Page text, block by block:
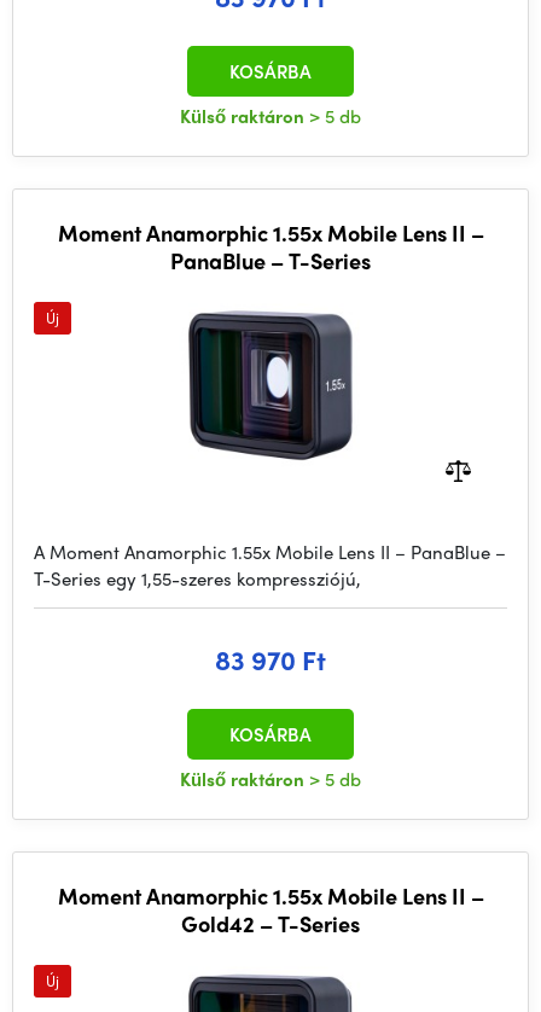
Külső raktáron > 5 db
KOSÁRBA
Moment Anamorphic 1.55x Mobile Lens II –
PanaBlue – T-Series
Új
A Moment Anamorphic 1.55x Mobile Lens II – PanaBlue –
T-Series egy 1,55-szeres kompressziójú,
83 970 Ft
Külső raktáron > 5 db
KOSÁRBA
Moment Anamorphic 1.55x Mobile Lens II –
Gold42 – T-Series
Új